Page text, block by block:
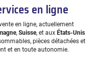
en ligne
en ligne, actuellement
, Suisse, et aux États-Unis
pièces détachées et
et en toute autonomie.